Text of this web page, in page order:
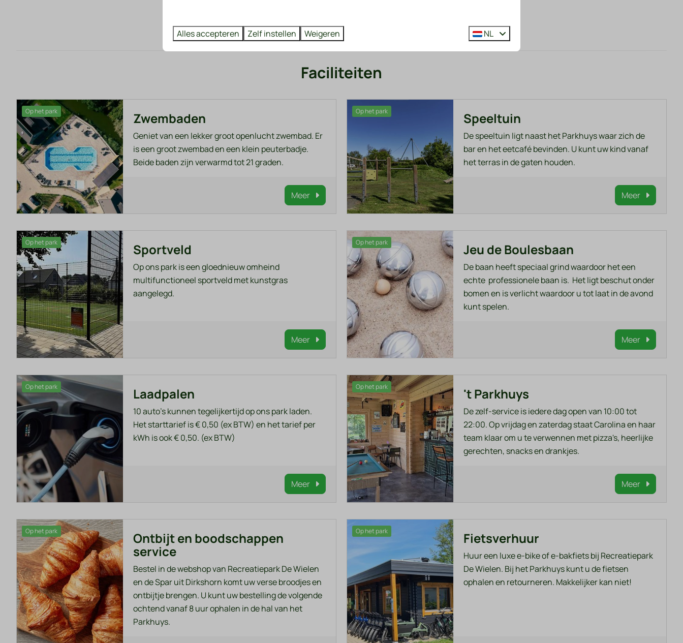
Faciliteiten
Op het park Zwembaden
Geniet van een lekker groot openlucht zwembad. Er
is een groot zwembad en een klein peuterbadje.
Beide baden zijn verwarmd tot 21 graden.
Meer
Op het park Speeltuin
De speeltuin ligt naast het Parkhuys waar zich de
bar en het eetcafé bevinden. U kunt uw kind vanaf
het terras in de gaten houden.
Meer
Op het park Sportveld
Op ons park is een gloednieuw omheind
multifunctioneel sportveld met kunstgras
aangelegd.
Meer
Op het park Jeu de Boulesbaan
De baan heeft speciaal grind waardoor het een
echte professionele baan is. Het ligt beschut onder
bomen en is verlicht waardoor u tot laat in de avond
kunt spelen.
Meer
Op het park Laadpalen
10 auto's kunnen tegelijkertijd op ons park laden.
Het starttarief is € 0,50 (ex BTW) en het tarief per
kWh is ook € 0,50. (ex BTW)
Meer
Op het park 't Parkhuys
De zelf-service is iedere dag open van 10:00 tot
22:00. Op vrijdag en zaterdag staat Carolina en haar
team klaar om u te verwennen met pizza's, heerlijke
gerechten, snacks en drankjes.
Meer
Op het park Ontbijt en boodschappen
service
Bestel in de webshop van Recreatiepark De Wielen
en de Spar uit Dirkshorn komt uw verse broodjes en
ontbijtje brengen. U kunt uw bestelling de volgende
ochtend vanaf 8 uur ophalen in de hal van het
Parkhuys.
Op het park Fietsverhuur
Huur een luxe e-bike of e-bakfiets bij Recreatiepark
De Wielen. Bij het Parkhuys kunt u de fietsen
ophalen en retourneren. Makkelijker kan niet!
Alles accepteren Zelf instellen Weigeren NL